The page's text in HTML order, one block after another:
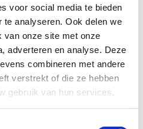
voor social media te bieden
analyseren. Ook delen we
van onze site met onze
adverteren en analyse. Deze
combineren met andere
verstrekt of die ze hebben
gebruik van hun services.